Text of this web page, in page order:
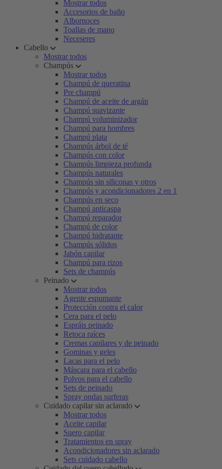
Mostrar todos
Accesorios de baño
Albornoces
Toallas de mano
Neceseres
Cabello
Mostrar todos
Champús
Mostrar todos
Champú de queratina
Pre champú
Champú de aceite de argán
Champú suavizante
Champú voluminizador
Champú para hombres
Champú plata
Champús árbol de té
Champús con color
Champús limpieza profunda
Champús naturales
Champús sin siliconas y otros
Champús y acondicionadores 2 en 1
Champús en seco
Champú anticaspa
Champú reparador
Champú de color
Champú hidratante
Champús sólidos
Jabón capilar
Champú para rizos
Sets de champús
Peinado
Mostrar todos
Agente espumante
Protección contra el calor
Cera para el pelo
Espráis peinado
Retoca raíces
Cremas capilares y de peinado
Gominas y geles
Lacas para el pelo
Máscara para el cabello
Polvos para el cabello
Sets de peinado
Spray ondas surferas
Cuidado capilar sin aclarado
Mostrar todos
Aceite capilar
Suero capilar
Tratamientos en spray
Acondicionadores sin aclarado
Sets cuidado cabello